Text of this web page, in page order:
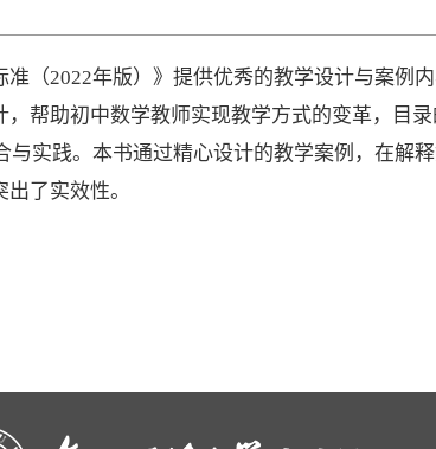
（2022年版）》提供优秀的教学设计与案例
帮助初中数学教师实现教学方式的变革，目
与实践。本书通过精心设计的教学案例，在解
了实效性。